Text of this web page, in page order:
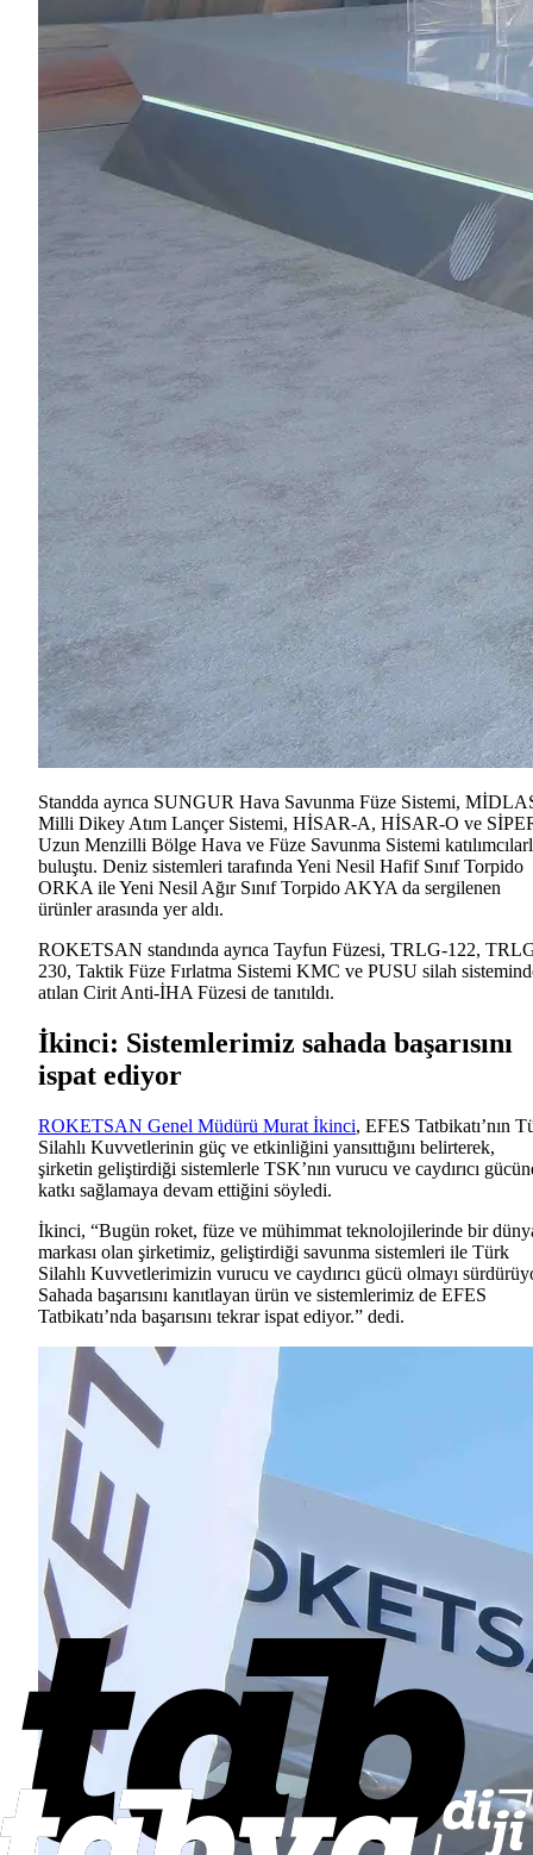
Standda ayrıca SUNGUR Hava Savunma Füze Sistemi,
Milli Dikey Atım Lançer Sistemi, HİSAR-A, HİSAR-O ve
Uzun Menzilli Bölge Hava ve Füze Savunma Sistemi
buluştu. Deniz sistemleri tarafında Yeni Nesil Hafif Sınıf Torpido
ORKA ile Yeni Nesil Ağır Sınıf Torpido AKYA da sergilenen
ürünler arasında yer aldı.
ROKETSAN standında ayrıca Tayfun Füzesi, TRLG-122,
230, Taktik Füze Fırlatma Sistemi KMC ve PUSU silah
atılan Cirit Anti-İHA Füzesi de tanıtıldı.
İkinci: Sistemlerimiz sahada başarısını
ispat ediyor
ROKETSAN Genel Müdürü Murat İkinci, EFES Tatbikatı’nın
Silahlı Kuvvetlerinin güç ve etkinliğini yansıttığını belirterek,
şirketin geliştirdiği sistemlerle TSK’nın vurucu ve caydırıcı
katkı sağlamaya devam ettiğini söyledi.
İkinci, “Bugün roket, füze ve mühimmat teknolojilerinde bir
markası olan şirketimiz, geliştirdiği savunma sistemleri ile Türk
Silahlı Kuvvetlerimizin vurucu ve caydırıcı gücü olmayı
Sahada başarısını kanıtlayan ürün ve sistemlerimiz de EFES
Tatbikatı’nda başarısını tekrar ispat ediyor.” dedi.